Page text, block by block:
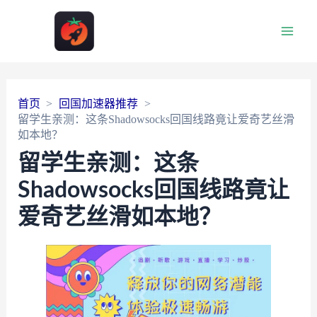
首页
回国加速器推荐
留学生亲测：这条Shadowsocks回国线路竟让爱奇艺丝滑
如本地？
留学生亲测：这条
Shadowsocks回国线路竟让
爱奇艺丝滑如本地？